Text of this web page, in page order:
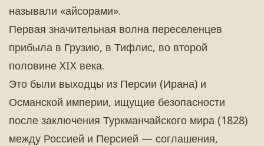
называли «айсорами».
Первая значительная волна переселенцев
прибыла в Грузию, в Тифлис, во второй
половине XIX века.
Это были выходцы из Персии (Ирана) и
Османской империи, ищущие безопасности
после заключения Туркманчайского мира (1828)
между Россией и Персией — соглашения,